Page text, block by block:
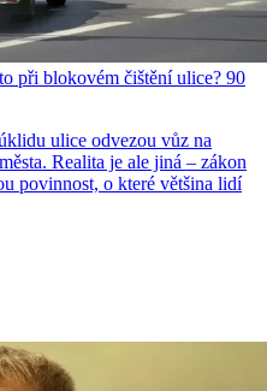
při blokovém čištění ulice? 90
ulice odvezou vůz na
Realita je ale jiná – zákon
povinnost, o které většina lidí